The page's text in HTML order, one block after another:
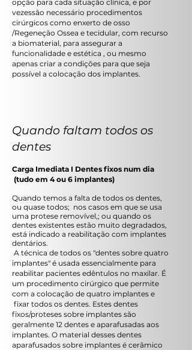
opção para cada situação clínica, e por
vezessão necessário procedimentos
cirúrgicos como enxerto de osso
/Regeneção Ossea e tecidular, com recurso
a biomaterial, para assegurar a
funcionalidade e estética , ou mesmo
apenas criar a condições para que seja
possível a colocação dos implantes.
Quando faltam todos os
dentes
Carga Imediata I Dentes fixos num dia
(tudo em 4 ou 6 implantes)
Quando temos a falta de todos os dentes,
ou quase todos; nos casos em que se usa
uma protese removível,; ou quando os
dentes existentes estão muito degradados,
está indicado a reabilitação com implantes
dentários.
A técnica de todos os "dentes sobre quatro
implantes" é usada essencialmente para
reabilitar pacientes edêntulos no maxilar. É
um procedimento cirúrgico que permite
com a colocação de quatro implantes e
fixar todos os dentes. Estes dentes
fixos/proteses sobre implantes são
geralmente 12 dentes e aparafusadas aos
implantes. O material desses dentes
aparafusados sobre implantes é cerâmico